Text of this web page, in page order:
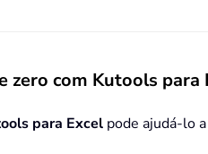
zero com Kutools para
para Excel pode ajudá-lo